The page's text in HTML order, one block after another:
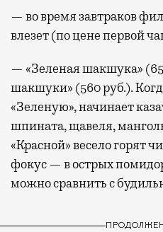
— во время завтраков
влезет (по цене первой
— «Зеленая шакшука»
шакшуки» (560 руб.).
«Зеленую», начинает
шпината, щавеля,
«Красной» весело горят
фокус — в острых
можно сравнить с